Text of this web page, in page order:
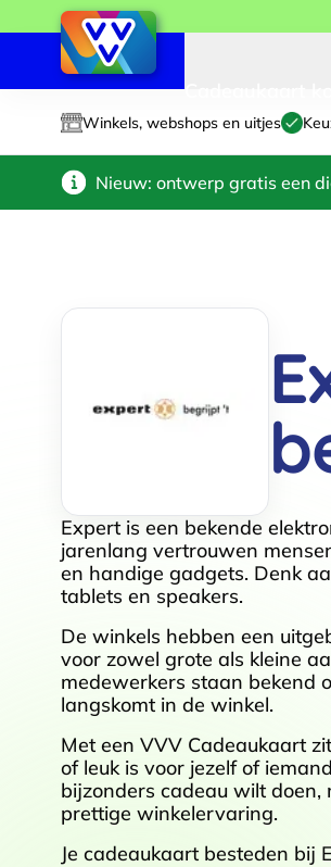
Winkels, webshops en uitjes
Nieuw: ontwerp gratis een
Expert is een bekende
jarenlang vertrouwen
en handige gadgets. Denk
tablets en speakers.
De winkels hebben een
voor zowel grote als kleine
medewerkers staan bekend
langskomt in de winkel.
Met een VVV Cadeaukaart
of leuk is voor jezelf of
bijzonders cadeau wilt doen,
prettige winkelervaring.
Je cadeaukaart besteden bij